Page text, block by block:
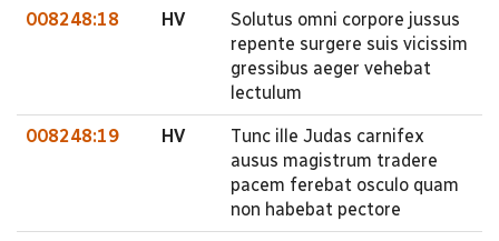
008248:18 HV
Solutus omni corpore jussus
repente surgere suis vicissim
gressibus aeger vehebat
lectulum
008248:19 HV
Tunc ille Judas carnifex
ausus magistrum tradere
pacem ferebat osculo quam
non habebat pectore